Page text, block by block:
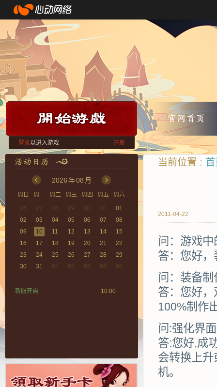
登录以进入游戏 注册
2026年08 月
周日 周一 周二 周三 周四 周五
周六
26
27 28 29 30 31
01
02
03 04 05 06 07
08
09
10 11 12 13 14
15
16
17 18 19 20 21
22
23
24 25 26 27 28
29
30
31 01 02 03 04 05
新服开启 10:00
当前位置 :
2011-04-22
问：游戏
答：您好
问：装备
答：您好
100%制作
问:强化界
答:您好,成
会转换上
机。